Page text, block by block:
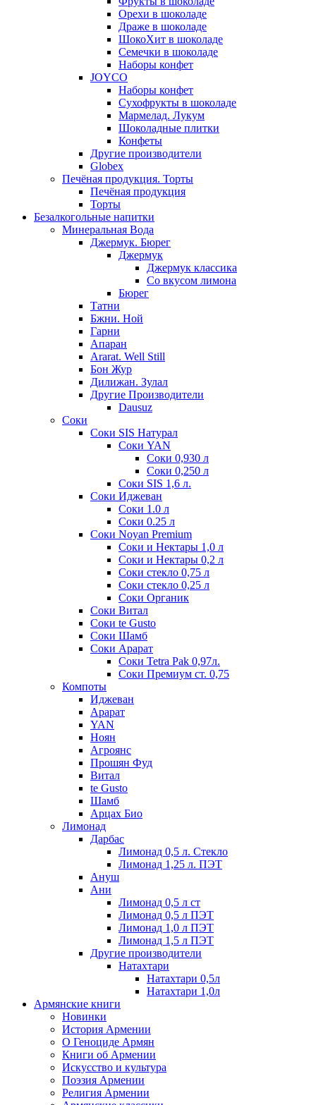
Орехи в шоколаде
Драже в шоколаде
ШокоХит в шоколаде
Семечки в шоколаде
Наборы конфет
JOYCO
Наборы конфет
Сухофрукты в шоколаде
Мармелад. Лукум
Шоколадные плитки
Конфеты
Другие производители
Globex
Печёная продукция. Торты
Печёная продукция
Торты
Безалкогольные напитки
Минеральная Вода
Джермук. Бюрег
Джермук
Джермук классика
Со вкусом лимона
Бюрег
Татни
Бжни. Ной
Гарни
Апаран
Ararat. Well Still
Бон Жур
Дилижан. Зулал
Другие Производители
Dausuz
Соки
Соки SIS Натурал
Соки YAN
Соки 0,930 л
Соки 0,250 л
Соки SIS 1,6 л.
Соки Иджеван
Соки 1.0 л
Соки 0.25 л
Соки Noyan Premium
Соки и Нектары 1,0 л
Соки и Нектары 0,2 л
Соки стекло 0,75 л
Соки стекло 0,25 л
Соки Органик
Соки Витал
Соки te Gusto
Соки Шамб
Соки Арарат
Соки Tetra Pak 0,97л.
Соки Премиум ст. 0,75
Компоты
Иджеван
Арарат
YAN
Ноян
Агроянс
Прошян Фуд
Витал
te Gusto
Шамб
Арцах Био
Лимонад
Дарбас
Лимонад 0,5 л. Стекло
Лимонад 1,25 л. ПЭТ
Ануш
Ани
Лимонад 0,5 л ст
Лимонад 0,5 л ПЭТ
Лимонад 1,0 л ПЭТ
Лимонад 1,5 л ПЭТ
Другие производители
Натахтари
Натахтари 0,5л
Натахтари 1,0л
Армянские книги
Новинки
История Армении
О Геноциде Армян
Книги об Армении
Иcкусство и культура
Поэзия Армении
Религия Армении